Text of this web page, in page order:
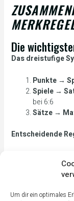
Um dir ein optimales
Die
Das dreistufige
Punkte →
Spiele →
bei 6:6
Sätze →
Entscheidende
Deuce nur
Tiebreak